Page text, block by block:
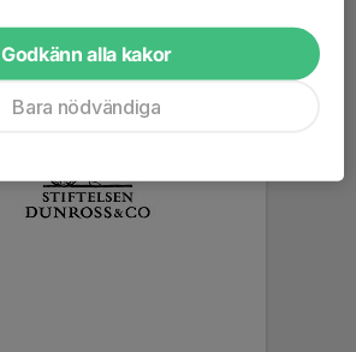
Godkänn alla kakor
Bara nödvändiga